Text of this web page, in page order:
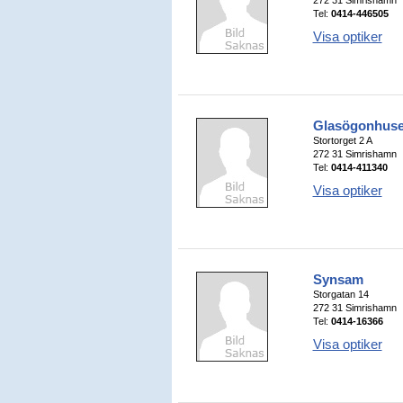
Tel: 0414-446505
Visa optiker
Stortorget 2 A
272 31 Simrishamn
Tel: 0414-411340
Visa optiker
Synsam
Storgatan 14
272 31 Simrishamn
Tel: 0414-16366
Visa optiker